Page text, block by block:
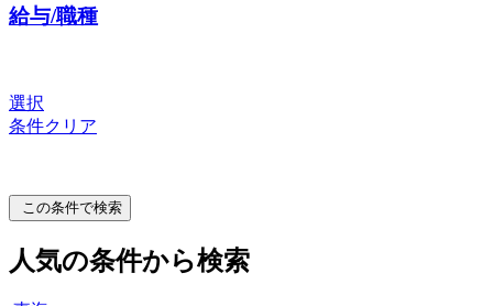
給与/職種
選択
条件クリア
この条件で検索
人気の条件から検索